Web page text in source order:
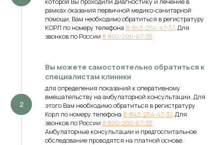
рамках оказания первичной медико-санитарной
помощи, Вам необходимо обратиться в регистратуру
КОРЛ по номеру телефона 8-843-254-47-37. Для
звонков по России 8 800-200-67-35
Вы можете самостоятельно обратиться к
специалистам клиники
для определения показаний к оперативному
вмешательству на амбулаторной консультации. Для
этого Вам необходимо обратиться в регистратуру
Корл по номеру телефона 8-843-254-47-37. Для
звонков по России 8 800-200-67-35
Амбулаторные консультации и предгоспитальное
обследование проводятся на платной основе.